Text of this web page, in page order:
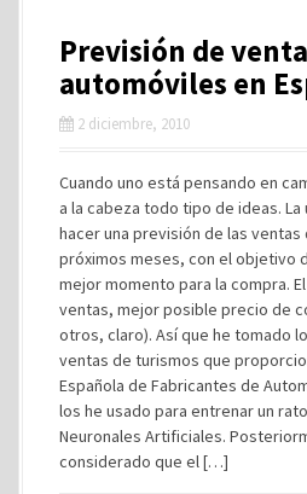
Previsión de
automóviles en
2 diciembre, 2010
Cuando uno está pensando en
a la cabeza todo tipo de ideas.
hacer una previsión de las
próximos meses, con el objetivo
mejor momento para la compra.
ventas, mejor posible precio de
otros, claro). Así que he tomado
ventas de turismos que
Española de Fabricantes de
los he usado para entrenar un
Neuronales Artificiales.
considerado que el […]